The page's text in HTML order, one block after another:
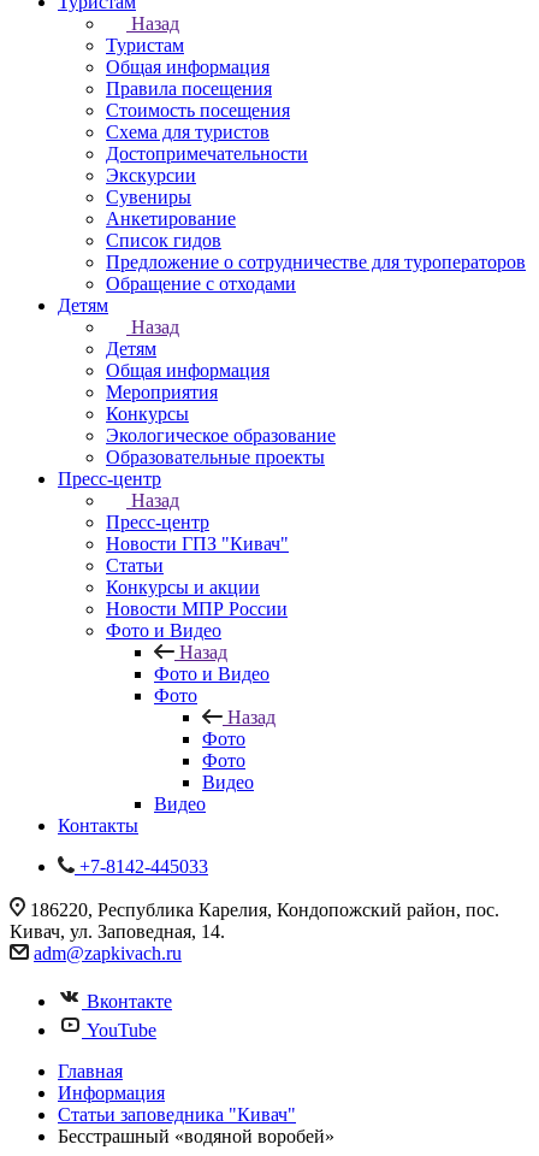
Назад
Туристам
Общая информация
Правила посещения
Стоимость посещения
Схема для туристов
Достопримечательности
Экскурсии
Сувениры
Анкетирование
Список гидов
Предложение о сотрудничестве для туроператоров
Обращение с отходами
Детям
Назад
Детям
Общая информация
Мероприятия
Конкурсы
Экологическое образование
Образовательные проекты
Пресс-центр
Назад
Пресс-центр
Новости ГПЗ "Кивач"
Статьи
Конкурсы и акции
Новости МПР России
Фото и Видео
Назад
Фото и Видео
Фото
Назад
Фото
Фото
Видео
Видео
Контакты
+7-8142-445033
186220, Республика Карелия, Кондопожский район, пос.
Кивач, ул. Заповедная, 14.
adm@zapkivach.ru
Вконтакте
YouTube
Главная
Информация
Статьи заповедника "Кивач"
Бесстрашный «водяной воробей»